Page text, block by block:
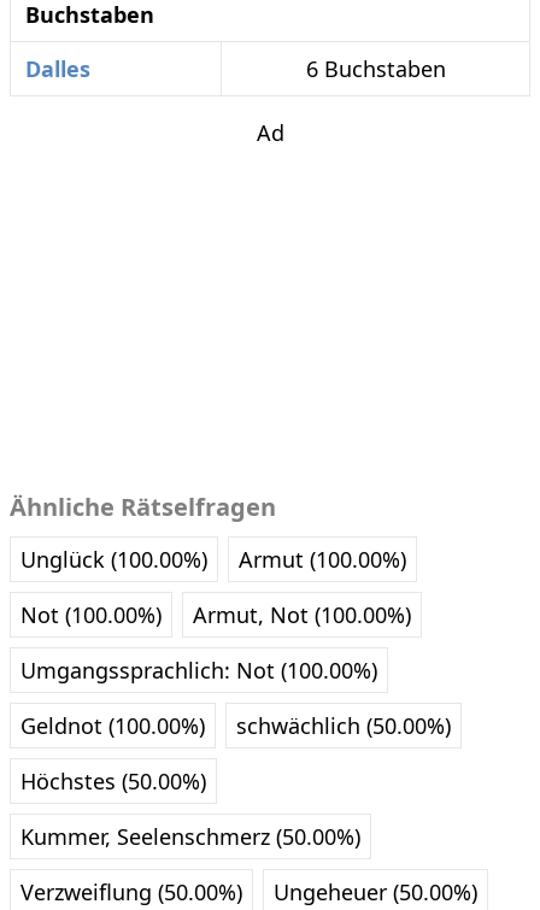
Buchstaben
Dalles
6 Buchstaben
Ad
Ähnliche Rätselfragen
Unglück (100.00%)
Armut (100.00%)
Not (100.00%)
Armut, Not (100.00%)
Umgangssprachlich: Not (100.00%)
Geldnot (100.00%)
schwächlich (50.00%)
Höchstes (50.00%)
Kummer, Seelenschmerz (50.00%)
Verzweiflung (50.00%)
Ungeheuer (50.00%)